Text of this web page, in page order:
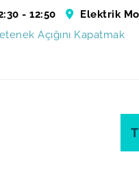
- 12:50
Elektrik
Açığını Kapatmak